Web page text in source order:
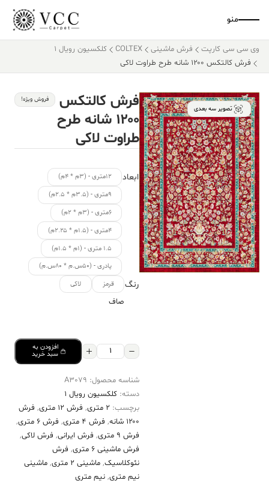
منو
وی سی سی کارپت فرش ماشینی COLTEX
کلکسیون رویال 1
فرش کالتکس ۱۲۰۰ شانه طرح طراوت لاکی
تصویر سه بعدی
فرش کالتکس
۱۲۰۰ شانه طرح
طراوت لاکی
فروش ویژه!
ابعاد
۱۲متری - (۳م * ۴م)
۹متری - (۳.۵م * ۲.۵م)
۶متری - (۳م * ۲م)
۴متری - (۱.۵م * ۲.۲۵م)
۱.۵ متری - (۱م * ۱.۵م)
پادری - (۵۰س.م * ۸۰س.م)
رنگ قرمز لاکی
صاف
فرش
۱۲۰۰
طرح
طراوت
لاکی
عدد
افزودن به
سبد خرید
شناسه محصول: A3079
دسته: کلکسیون رویال 1
برچسب: 2 متری , فرش 12 متری , فرش
۱۲۰۰ شانه
, فرش 4 متری , فرش 6 متری
,
فرش 9 متری
, فرش ایرانی, فرش لاکی,
فرش ماشینی 6 متری
, فرش
نئوکلاسیک, ماشینی 2 متری , ماشینی
نیم متری, نیم متری